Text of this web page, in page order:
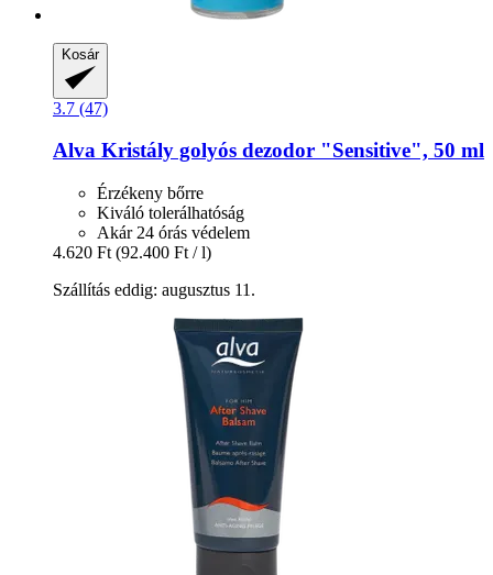
Kosár
3.7 (47)
Alva Kristály golyós dezodor "Sensitive", 50 ml
Érzékeny bőrre
Kiváló tolerálhatóság
Akár 24 órás védelem
4.620 Ft (92.400 Ft / l)
Szállítás eddig: augusztus 11.